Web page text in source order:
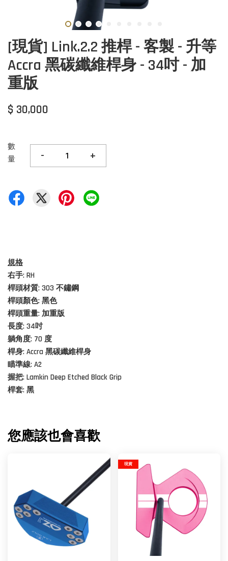
[現貨] Link.2.2 推桿 - 客製 - 升等
Accra 黑碳纖維桿身 - 34吋 - 加
重版
$ 30,000
數
量
- +
規格
右手: RH
桿頭材質: 303 不鏽鋼
桿頭顏色: 黑色
桿頭重量: 加重版
長度: 34吋
躺角度: 70 度
桿身: Accra 黑碳纖維桿身
瞄準線: A2
握把: Lamkin Deep Etched Black Grip
桿套: 黑
您應該也會喜歡
現貨